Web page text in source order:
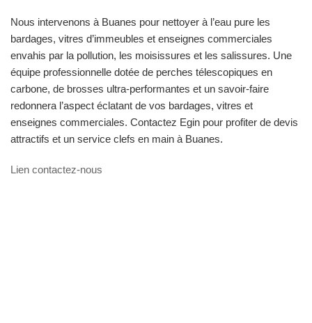
Nous intervenons à Buanes pour nettoyer à l’eau pure les
bardages, vitres d’immeubles et enseignes commerciales
envahis par la pollution, les moisissures et les salissures. Une
équipe professionnelle dotée de perches télescopiques en
carbone, de brosses ultra-performantes et un savoir-faire
redonnera l’aspect éclatant de vos bardages, vitres et
enseignes commerciales. Contactez Egin pour profiter de devis
attractifs et un service clefs en main à Buanes.
Lien contactez-nous